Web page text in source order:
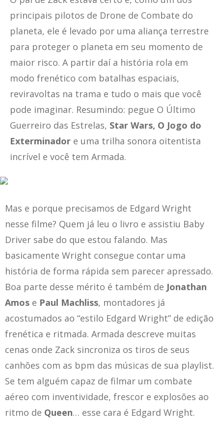
principais pilotos de Drone de Combate do
planeta, ele é levado por uma aliança terrestre
para proteger o planeta em seu momento de
maior risco. A partir daí a história rola em
modo frenético com batalhas espaciais,
reviravoltas na trama e tudo o mais que você
pode imaginar. Resumindo: pegue O Último
Guerreiro das Estrelas, Star Wars, O Jogo do
Exterminador e uma trilha sonora oitentista
incrível e você tem Armada.
Mas e porque precisamos de Edgard Wright
nesse filme? Quem já leu o livro e assistiu Baby
Driver sabe do que estou falando. Mas
basicamente Wright consegue contar uma
história de forma rápida sem parecer apressado.
Boa parte desse mérito é também de Jonathan
Amos e Paul Machliss, montadores já
acostumados ao “estilo Edgard Wright” de edição
frenética e ritmada. Armada descreve muitas
cenas onde Zack sincroniza os tiros de seus
canhões com as bpm das músicas de sua playlist.
Se tem alguém capaz de filmar um combate
aéreo com inventividade, frescor e explosões ao
ritmo de Queen… esse cara é Edgard Wright.